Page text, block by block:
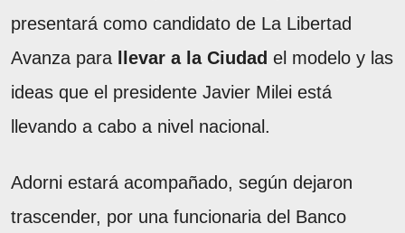
presentará como candidato de La Libertad
Avanza para
llevar a la Ciudad el modelo y las
ideas que el presidente Javier Milei está
llevando a cabo a nivel nacional.
Adorni estará acompañado, según dejaron
trascender, por una funcionaria del Banco